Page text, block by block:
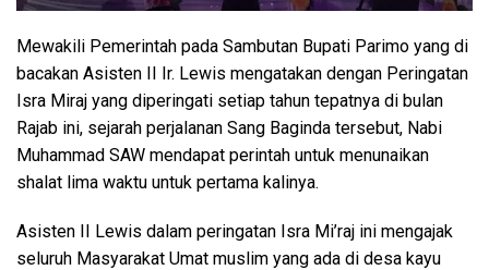
Mewakili Pemerintah pada Sambutan Bupati Parimo yang di
bacakan Asisten II Ir. Lewis mengatakan dengan Peringatan
Isra Miraj yang diperingati setiap tahun tepatnya di bulan
Rajab ini, sejarah perjalanan Sang Baginda tersebut, Nabi
Muhammad SAW mendapat perintah untuk menunaikan
shalat lima waktu untuk pertama kalinya.
Asisten II Lewis dalam peringatan Isra Mi’raj ini mengajak
seluruh Masyarakat Umat muslim yang ada di desa kayu